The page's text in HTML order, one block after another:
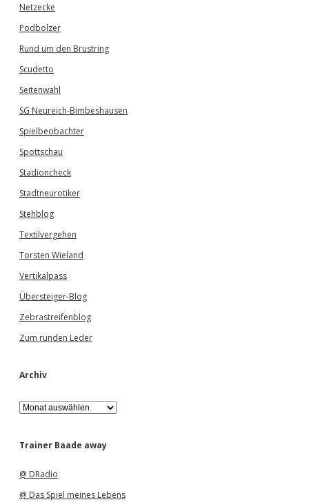
Netzecke
Podbolzer
Rund um den Brustring
Scudetto
Seitenwahl
SG Neureich-Bimbeshausen
Spielbeobachter
Spottschau
Stadioncheck
Stadtneurotiker
Stehblog
Textilvergehen
Torsten Wieland
Vertikalpass
Übersteiger-Blog
Zebrastreifenblog
Zum runden Leder
Archiv
A
r
h
Trainer Baade away
@ DRadio
@ Das Spiel meines Lebens